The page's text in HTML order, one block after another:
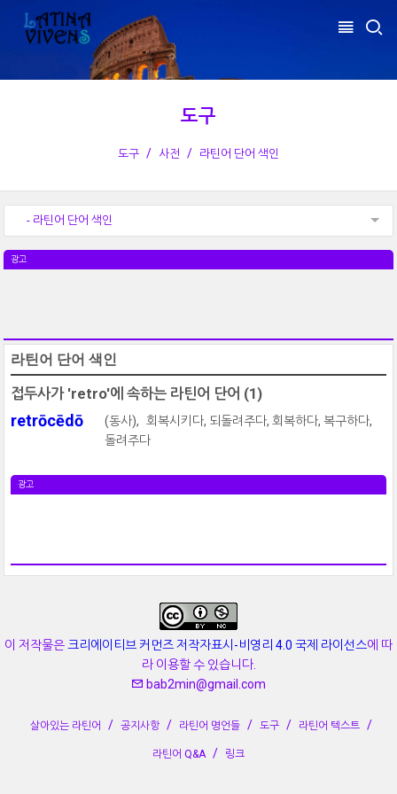
도구
도구 사전 라틴어 단어 색인
- 라틴어 단어 색인
광고
라틴어 단어 색인
접두사가 'retro'에 속하는 라틴어 단어 (1)
retrōcēdō (동사), 회복시키다, 되돌려주다, 회복하다, 복구하다,
돌려주다
광고
이 저작물은크리에이티브 커먼즈 저작자표시-비영리 4.0 국제 라이선스에 따
라 이용할 수 있습니다.
bab2min@gmail.com
살아있는 라틴어 공지사항 라틴어 명언들 도구 라틴어 텍스트
라틴어 Q&A 링크